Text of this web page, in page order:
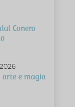
Conero
arte e magia